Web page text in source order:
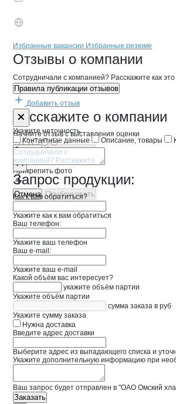
Брендыкомпани
Вакансии вОмский
Избранные вакансии Избранные резюме
Новости oОмский
Отзывы о компании
Сотрудничали с компанией? Расскажите как
Правила публикации отзывов
Добавить отзыв
Расскажите о компании
Начните отзыв с выставления оценки
Прикрепить фото
Отмена Опубликовать
Форма обратной связи о
Укажите неточность
Контактные данные
Описание, товары
Отмена Опубликовать
Запрос продукции:
Как к вам обратиться?
Укажите как к вам обратиться
Ваш телефон:
Укажите ваш телефон
Ваш e-mail:
Укажите ваш e-mail
Какой объём вас интересует?
укажите объём партии
Укажите объём партии
сумма заказа в руб
Укажите сумму заказа
Нужна доставка
Введите адрес доставки
Выберите адрес из выпадающего списка и
Укажите дополнительную информацию при
Ваш запрос будет отправлен в "ОАО Омский
Заказать